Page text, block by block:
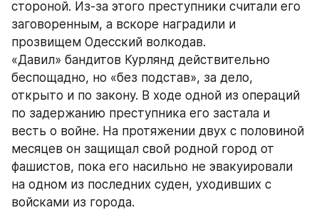
стороной. Из-за этого преступники считали его
заговоренным, а вскоре наградили и
прозвищем Одесский волкодав.
«Давил» бандитов Курлянд действительно
беспощадно, но «без подстав», за дело,
открыто и по закону. В ходе одной из операций
по задержанию преступника его застала и
весть о войне. На протяжении двух с половиной
месяцев он защищал свой родной город от
фашистов, пока его насильно не эвакуировали
на одном из последних суден, уходивших с
войсками из города.